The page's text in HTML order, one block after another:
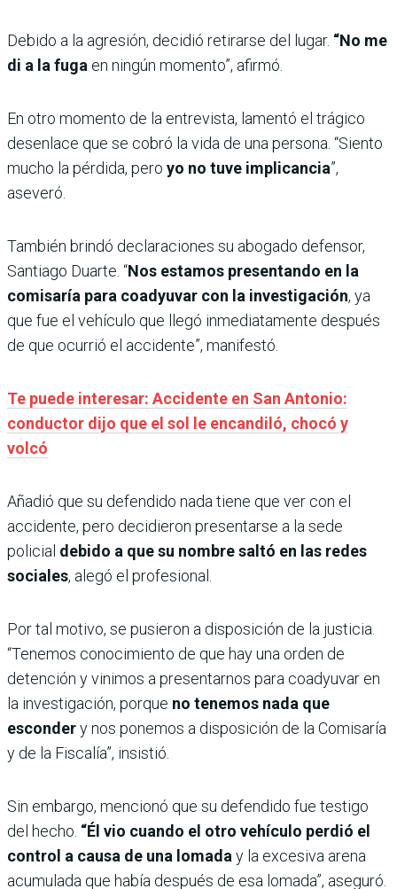
Debido a la agresión, decidió retirarse del lugar. “No me
di a la fuga en ningún momento”, afirmó.
En otro momento de la entrevista, lamentó el trágico
desenlace que se cobró la vida de una persona. “Siento
mucho la pérdida, pero yo no tuve implicancia”,
aseveró.
También brindó declaraciones su abogado defensor,
Santiago Duarte. “Nos estamos presentando en la
comisaría para coadyuvar con la investigación, ya
que fue el vehículo que llegó inmediatamente después
de que ocurrió el accidente”, manifestó.
Te puede interesar: Accidente en San Antonio:
conductor dijo que el sol le encandiló, chocó y
volcó
Añadió que su defendido nada tiene que ver con el
accidente, pero decidieron presentarse a la sede
policial debido a que su nombre saltó en las redes
sociales, alegó el profesional.
Por tal motivo, se pusieron a disposición de la justicia.
“Tenemos conocimiento de que hay una orden de
detención y vinimos a presentarnos para coadyuvar en
la investigación, porque no tenemos nada que
escondery nos ponemos a disposición de la Comisaría
y de la Fiscalía”, insistió.
Sin embargo, mencionó que su defendido fue testigo
del hecho. “Él vio cuando el otro vehículo perdió el
control a causa de una lomada y la excesiva arena
acumulada que había después de esa lomada”, aseguró.